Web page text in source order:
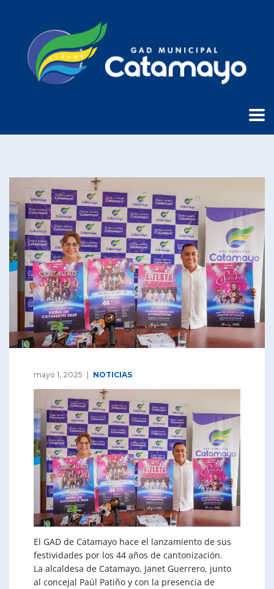
mayo 1, 2025 NOTICIAS
El GAD de Catamayo hace el lanzamiento de sus
festividades por los 44 años de cantonización.
La alcaldesa de Catamayo, Janet Guerrero, junto
al concejal Paúl Patiño y con la presencia de